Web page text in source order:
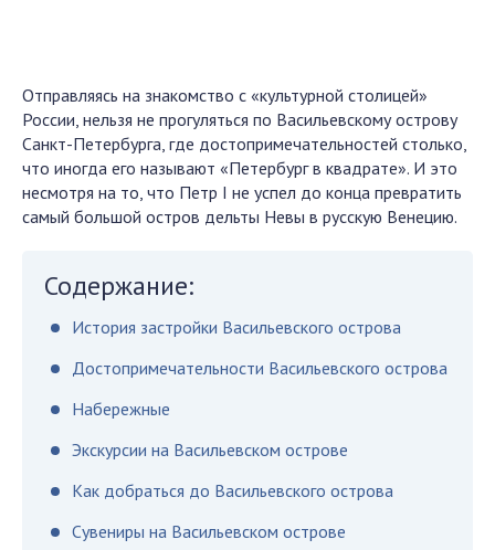
Отправляясь на знакомство с «культурной столицей»
России, нельзя не прогуляться по Васильевскому острову
Санкт-Петербурга, где достопримечательностей столько,
что иногда его называют «Петербург в квадрате». И это
несмотря на то, что Петр I не успел до конца превратить
самый большой остров дельты Невы в русскую Венецию.
Содержание:
История застройки Васильевского острова
Достопримечательности Васильевского острова
Набережные
Экскурсии на Васильевском острове
Как добраться до Васильевского острова
Сувениры на Васильевском острове